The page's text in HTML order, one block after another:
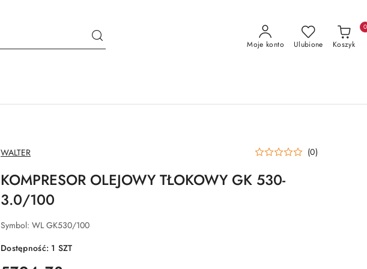
Moje konto Ulubione Koszyk
0
NAZWA
PRODUCENTA:
WALTER (0)
KOMPRESOR OLEJOWY TŁOKOWY GK 530-
3.0/100
Symbol: WL GK530/100
Dostępność: 1 SZT